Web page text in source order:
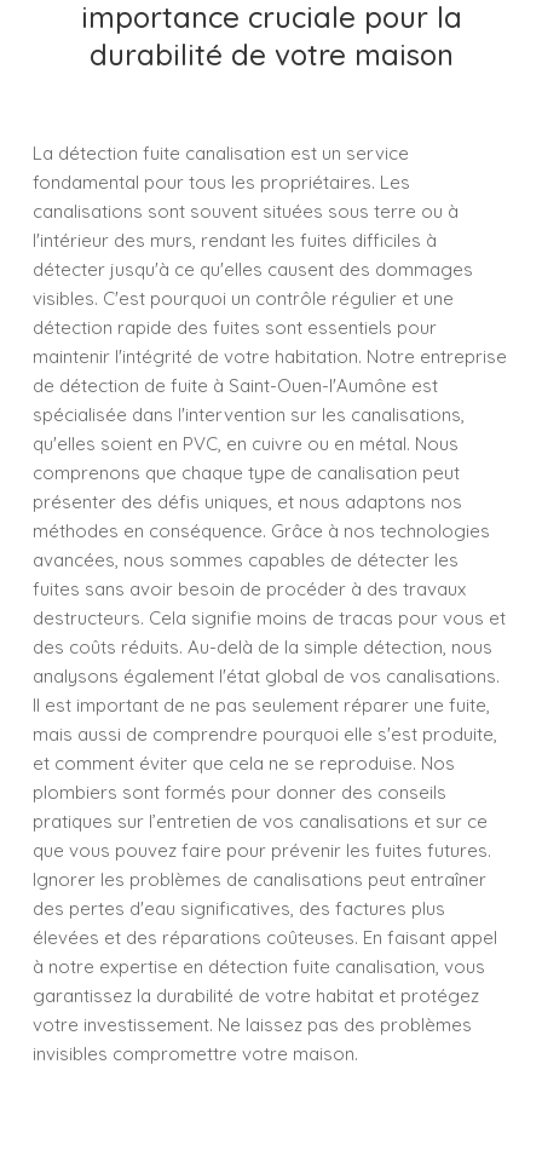
importance cruciale pour la
durabilité de votre maison
La détection fuite canalisation est un service
fondamental pour tous les propriétaires. Les
canalisations sont souvent situées sous terre ou à
l'intérieur des murs, rendant les fuites difficiles à
détecter jusqu'à ce qu'elles causent des dommages
visibles. C'est pourquoi un contrôle régulier et une
détection rapide des fuites sont essentiels pour
maintenir l'intégrité de votre habitation. Notre entreprise
de détection de fuite à Saint-Ouen-l'Aumône est
spécialisée dans l'intervention sur les canalisations,
qu'elles soient en PVC, en cuivre ou en métal. Nous
comprenons que chaque type de canalisation peut
présenter des défis uniques, et nous adaptons nos
méthodes en conséquence. Grâce à nos technologies
avancées, nous sommes capables de détecter les
fuites sans avoir besoin de procéder à des travaux
destructeurs. Cela signifie moins de tracas pour vous et
des coûts réduits. Au-delà de la simple détection, nous
analysons également l'état global de vos canalisations.
Il est important de ne pas seulement réparer une fuite,
mais aussi de comprendre pourquoi elle s'est produite,
et comment éviter que cela ne se reproduise. Nos
plombiers sont formés pour donner des conseils
pratiques sur l’entretien de vos canalisations et sur ce
que vous pouvez faire pour prévenir les fuites futures.
Ignorer les problèmes de canalisations peut entraîner
des pertes d'eau significatives, des factures plus
élevées et des réparations coûteuses. En faisant appel
à notre expertise en détection fuite canalisation, vous
garantissez la durabilité de votre habitat et protégez
votre investissement. Ne laissez pas des problèmes
invisibles compromettre votre maison.